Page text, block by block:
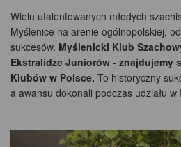
Wielu utalentowanych młodych
Myślenice na arenie ogólnopolskiej,
sukcesów. Myślenicki Klub
Ekstralidze Juniorów - znajdujemy
Klubów w Polsce. To historyczny
a awansu dokonali podczas udziału